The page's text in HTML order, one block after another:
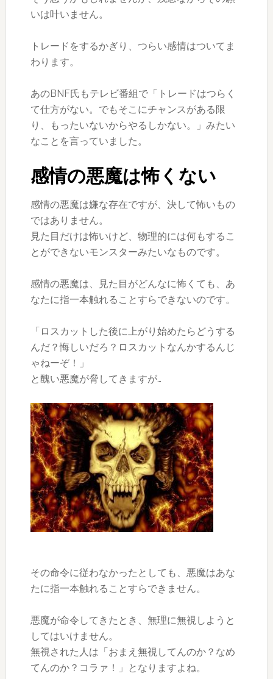
いは叶いません。
トレードをするかぎり、つらい感情はついてま
わります。
あのBNF氏もテレビ番組で「トレードはつらく
て仕方がない。でもそこにチャンスがある限
り、もったいないからやるしかない。」みたい
なことを言っていました。
感情の悪魔は怖くない
感情の悪魔は嫌な存在ですが、決して怖いもの
ではありません。
見た目だけは怖いけど、物理的には何もするこ
とができないモンスターみたいなものです。
感情の悪魔は、見た目がどんなに怖くても、あ
なたに指一本触れることすらできないのです。
「ロスカットした後に上がり始めたらどうする
んだ？悔しいだろ？ロスカットなんかするんじ
ゃねーぞ！」
と醜い悪魔が脅してきますが…
その命令に従わなかったとしても、悪魔はあな
たに指一本触れることすらできません。
悪魔が命令してきたとき、無理に無視しようと
してはいけません。
無視された人は「おまえ無視してんのか？なめ
てんのか？コラァ！」となりますよね。